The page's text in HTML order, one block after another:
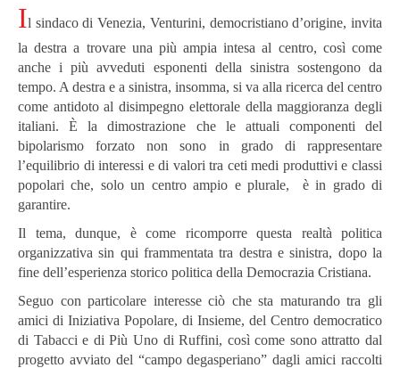
Il sindaco di Venezia, Venturini, democristiano d’origine, invita
la destra a trovare una più ampia intesa al centro, così come
anche i più avveduti esponenti della sinistra sostengono da
tempo. A destra e a sinistra, insomma, si va alla ricerca del centro
come antidoto al disimpegno elettorale della maggioranza degli
italiani. È la dimostrazione che le attuali componenti del
bipolarismo forzato non sono in grado di rappresentare
l’equilibrio di interessi e di valori tra ceti medi produttivi e classi
popolari che, solo un centro ampio e plurale, è in grado di
garantire.
Il tema, dunque, è come ricomporre questa realtà politica
organizzativa sin qui frammentata tra destra e sinistra, dopo la
fine dell’esperienza storico politica della Democrazia Cristiana.
Seguo con particolare interesse ciò che sta maturando tra gli
amici di Iniziativa Popolare, di Insieme, del Centro democratico
di Tabacci e di Più Uno di Ruffini, così come sono attratto dal
progetto avviato del “campo degasperiano” dagli amici raccolti